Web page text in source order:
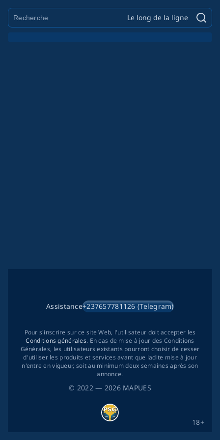
Le long de la ligne
© 2022— 2026 MAPUES
Assistance+237657781126 (Telegram)
18+
Pour s'inscrire sur ce site Web, l'utilisateur doit accepter les
Conditions générales. En cas de mise à jour des Conditions
Générales, les utilisateurs existants pourront choisir de cesser
d'utiliser les produits et services avant que ladite mise à jour
n'entre en vigueur, soit au minimum deux semaines après son
annonce.